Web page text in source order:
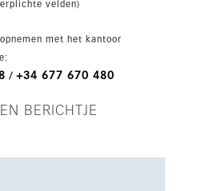
velden)
met het kantoor
/ +34 677 670 480
BERICHTJE